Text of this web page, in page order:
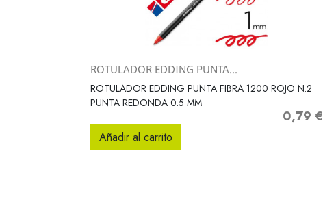
 Vista rápida
ROTULADOR EDDING PUNTA...
ROTULADOR EDDING PUNTA FIBRA 1200 ROJO N.2
PUNTA REDONDA 0.5 MM
Precio
0,79 €
Añadir al carrito